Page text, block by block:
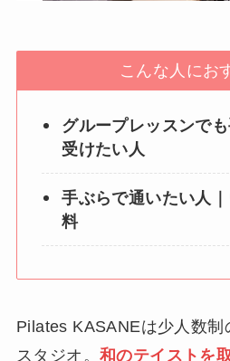
こんな人にお
グループレッスンで
受けたい人
手ぶらで通いたい人
料
Pilates KASANEは少人数制
スタジオ。 和のテイストを